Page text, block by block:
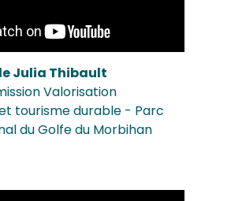
Julia Thibault
Valorisation
tourisme durable - Parc
du Golfe du Morbihan